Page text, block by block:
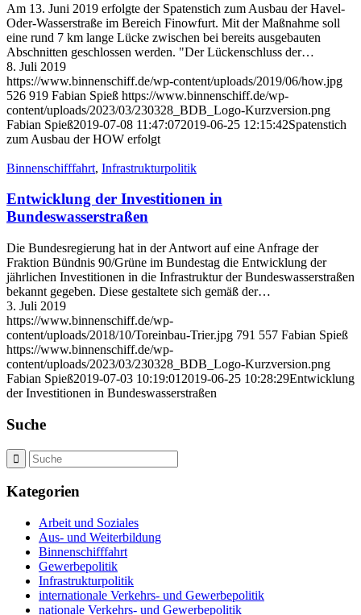
Am 13. Juni 2019 erfolgte der Spatenstich zum Ausbau der Havel-
Oder-Wasserstraße im Bereich Finowfurt. Mit der Maßnahme soll
eine rund 7 km lange Lücke zwischen bei bereits ausgebauten
Abschnitten geschlossen werden. "Der Lückenschluss der…
8. Juli 2019
https://www.binnenschiff.de/wp-content/uploads/2019/06/how.jpg
526 919 Fabian Spieß https://www.binnenschiff.de/wp-
content/uploads/2023/03/230328_BDB_Logo-Kurzversion.png
Fabian Spieß2019-07-08 11:47:072019-06-25 12:15:42Spatenstich
zum Ausbau der HOW erfolgt
Binnenschifffahrt, Infrastrukturpolitik
Entwicklung der Investitionen in
Bundeswasserstraßen
Die Bundesregierung hat in der Antwort auf eine Anfrage der
Fraktion Bündnis 90/Grüne im Bundestag die Entwicklung der
jährlichen Investitionen in die Infrastruktur der Bundeswasserstraßen
bekannt gegeben. Diese gestaltete sich gemäß der…
3. Juli 2019
https://www.binnenschiff.de/wp-
content/uploads/2018/10/Toreinbau-Trier.jpg 791 557 Fabian Spieß
https://www.binnenschiff.de/wp-
content/uploads/2023/03/230328_BDB_Logo-Kurzversion.png
Fabian Spieß2019-07-03 10:19:01 2019-06-25 10:28:29Entwicklung
der Investitionen in Bundeswasserstraßen
Suche
Kategorien
Arbeit und Soziales
Aus- und Weiterbildung
Binnenschifffahrt
Gewerbepolitik
Infrastrukturpolitik
internationale Verkehrs- und Gewerbepolitik
nationale Verkehrs- und Gewerbepolitik